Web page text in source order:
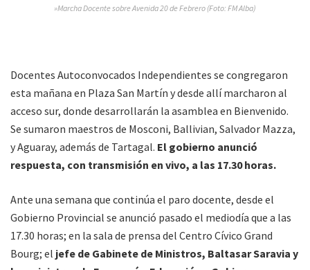
»Marcha Docente sobre Avenida 20 de Febrero (Foto: FM Alba)
Docentes Autoconvocados Independientes se congregaron
esta mañana en Plaza San Martín y desde allí marcharon al
acceso sur, donde desarrollarán la asamblea en Bienvenido.
Se sumaron maestros de Mosconi, Ballivian, Salvador Mazza,
y Aguaray, además de Tartagal. El gobierno anunció
respuesta, con transmisión en vivo, a las 17.30 horas.
Ante una semana que continúa el paro docente, desde el
Gobierno Provincial se anunció pasado el mediodía que a las
17.30 horas; en la sala de prensa del Centro Cívico Grand
Bourg; el jefe de Gabinete de Ministros, Baltasar Saravia y